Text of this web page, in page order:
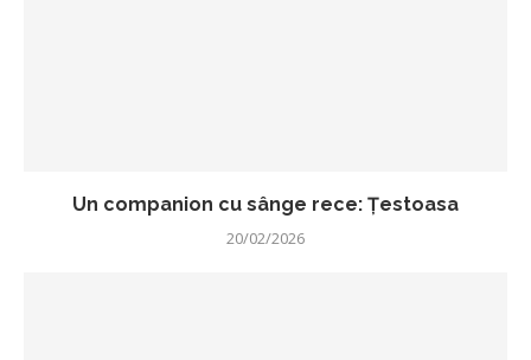
Un companion cu sânge rece: Țestoasa
20/02/2026